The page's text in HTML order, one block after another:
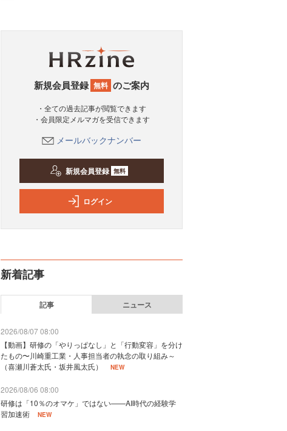
新規会員登録 無料 のご案内
・全ての過去記事が閲覧できます
・会員限定メルマガを受信できます
メールバックナンバー
新規会員登録 無料
ログイン
新着記事
記事 ニュース
2026/08/07 08:00
【動画】研修の「やりっぱなし」と「行動変容」を分け
たもの〜川崎重工業・人事担当者の執念の取り組み～
（喜瀬川蒼太氏・坂井風太氏）
NEW
2026/08/06 08:00
研修は「10％のオマケ」ではない——AI時代の経験学
習加速術
NEW